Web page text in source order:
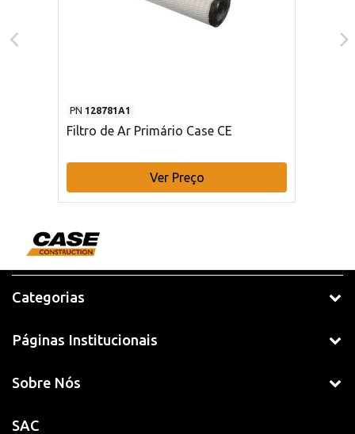
PN 128781A1
Filtro de Ar Primário Case CE
Ver Preço
Categorias
Páginas Institucionais
Sobre Nós
SAC